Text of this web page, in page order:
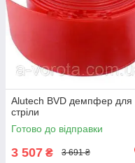
Alutech BVD демпфер для
стріли
Готово до відправки
3 507 ₴ 3 691 ₴